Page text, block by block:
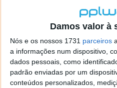
Damos valor à
Nós e os nossos 1731 parceiros
a informações num dispositivo,
dados pessoais, como
padrão enviadas por um
conteúdos personalizados,
Tags: China Kylin Ubuntu